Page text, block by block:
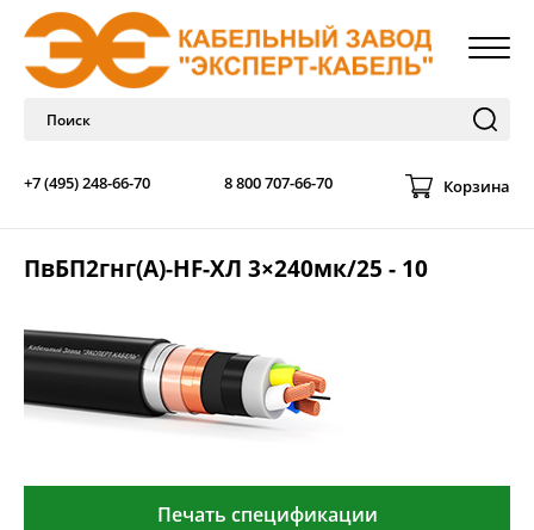
+7 (495) 248-66-70 8 800 707-66-70 Корзина
ПвБП2гнг(А)-HF-ХЛ 3×240мк/25 - 10
Печать спецификации